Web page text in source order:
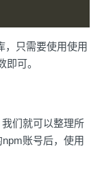
，只需要使用使用
可。
我们就可以整理所
账号后，使用